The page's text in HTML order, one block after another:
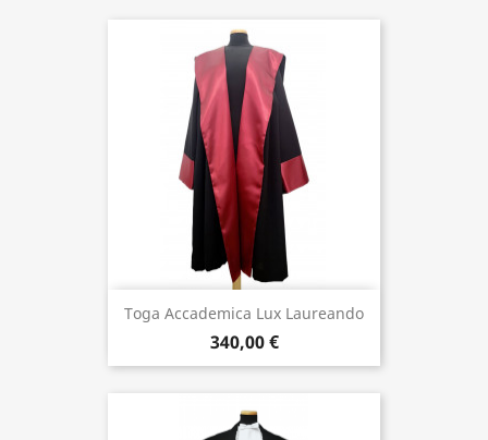
Toga Accademica Lux Laureando
340,00 €